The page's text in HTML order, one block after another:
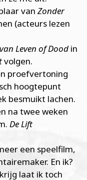
van Zonder
(acteurs lezen
Leven of Dood in
volgen.
proefvertoning
hoogtepunt
besmuikt lachen.
na twee weken
De Lift
een speelfilm,
En ik?
laat ik toch